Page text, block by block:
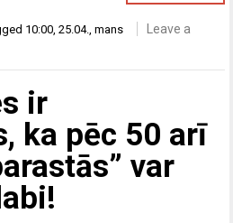
10:00 ,25.04. ,mans
Leave a
ir
ka pēc 50 arī
var